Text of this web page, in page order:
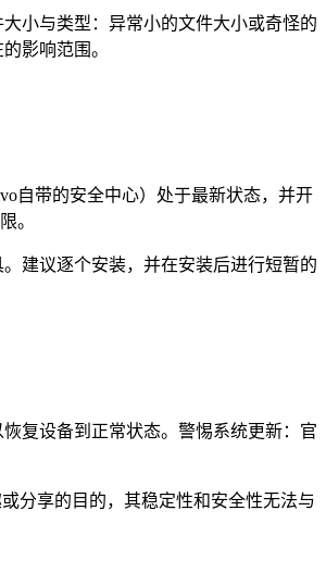
小与类型：异常小的文件大小或奇怪的
影响范围。
自带的安全中心）处于最新状态，并开
。
建议逐个安装，并在安装后进行短暂的
复设备到正常状态。警惕系统更新：官
分享的目的，其稳定性和安全性无法与